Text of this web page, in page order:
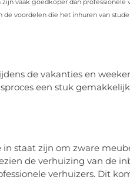
vaak goedkoper dan professionele
voordelen die het inhuren van
de vakanties en
een stuk
staat zijn om zware
de verhuizing van de
verhuizers. Dit